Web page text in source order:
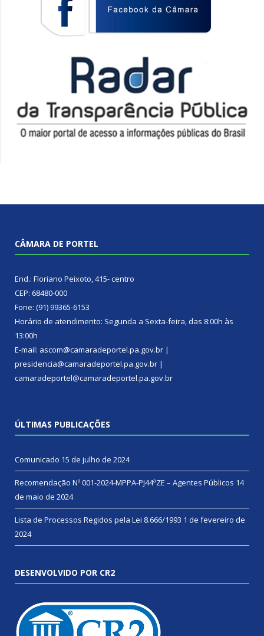
CÂMARA DE PORTEL
End.: Floriano Peixoto, 415- centro
CEP: 68480-000
Fone: (91) 99365-6153
Horário de atendimento: Segunda a Sexta-feira, das 8:00h às
13:00h
E-mail: ascom@camaradeportel.pa.gov.br |
presidencia@camaradeportel.pa.gov.br |
camaradeportel@camaradeportel.pa.gov.br
ÚLTIMAS PUBLICAÇÕES
Comunicado 15 de julho de 2024
Recomendação Nº 001-2024-MPPA-PJ44ªZE – Agentes Públicos 14
de maio de 2024
Lista de Processos Regidos pela Lei 8.666/1993 1 de fevereiro de
2024
DESENVOLVIDO POR CR2